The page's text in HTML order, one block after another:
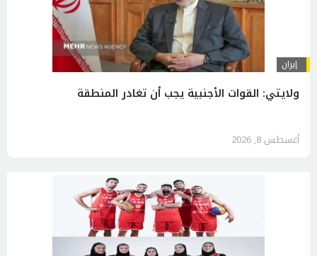
إيران
ولايتي: القوات الأجنبية يجب أن تغادر المنطقة
أغسطس 8, 2026